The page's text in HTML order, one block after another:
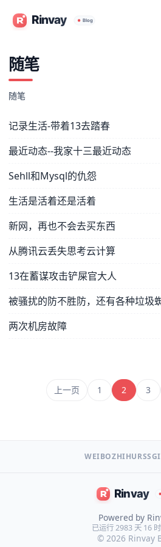
随笔
随笔
记录生活-带着13去踏春
最近动态--我家十三最近动态
Sehll和Mysql的仇怨
生活是活着还是活着
新网，再也不会去买东西
从腾讯云丢失思考云计算
13在蓄谋攻击铲屎官大人
被骚扰的防不胜防，还有各种垃圾
两次机房故障
上一页 1 2 3
WEIBOZHIHURSS
Powered by
已运行 2983 天 16
© 2026 Rinvay